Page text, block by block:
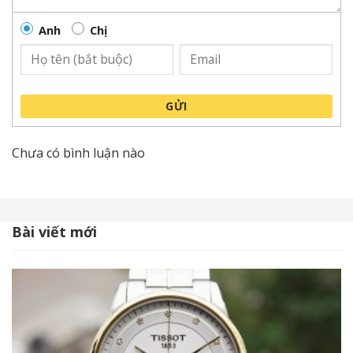
Sự kết hợp tinh tế kim arrow và cọc số thanh mảnh.
Nền Dial nhấn nhá thêm bởi mặt số phụ trữ cót
50h.
, Màu Xanh, Màu Đờ Mi
Vàng… hoặc loại dây da.
Anh Chị
GỬI
Chưa có bình luận nào
Bài viết mới